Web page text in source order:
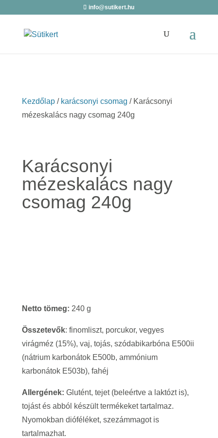
info@sutikert.hu
Kezdőlap/ karácsonyi csomag / Karácsonyi
mézeskalács nagy csomag 240g
Karácsonyi
mézeskalács nagy
csomag 240g
Netto tömeg: 240 g
Összetevők: finomliszt, porcukor, vegyes
virágméz (15%), vaj, tojás, szódabikarbóna E500ii
(nátrium karbonátok E500b, ammónium
karbonátok E503b), fahéj
Allergének: Glutént, tejet (beleértve a laktózt is),
tojást és abból készült termékeket tartalmaz.
Nyomokban dióféléket, szezámmagot is
tartalmazhat.